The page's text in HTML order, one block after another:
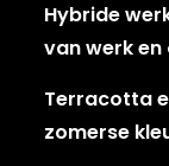
Hybride
van werk
Terracotta
zomerse